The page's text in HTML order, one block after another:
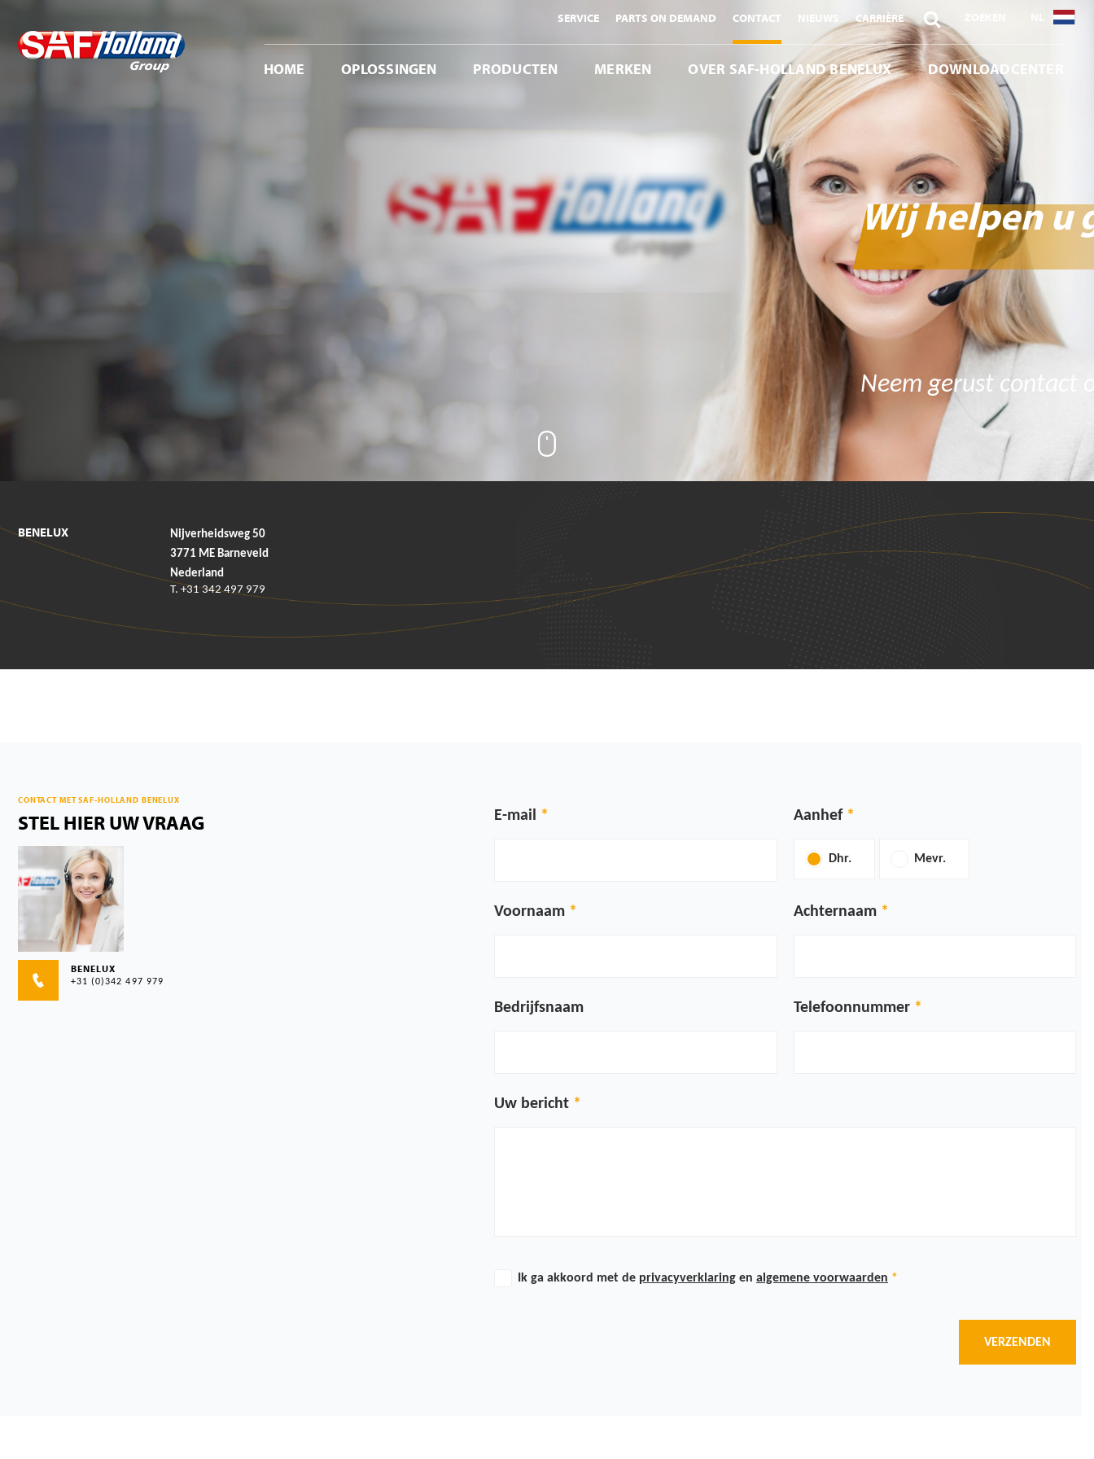
SERVICE PARTS ON DEMAND CONTACT NIEUWS CARRIÈRE 
HOME OPLOSSINGEN PRODUCTEN MERKEN OVER SAF-HOLLAND BENELUX DOWNLOADCENTER
Neem gerust contact
Wij helpen u
BENELUX
Nijverheidsweg 50
3771 ME Barneveld
Nederland
T. +31 342 497 979
CONTACT MET SAF-HOLLAND BENELUX
STEL HIER UW VRAAG
BENELUX
+31 (0)342 497 979
E-mail Aanhef
Dhr. Mevr.
Voornaam Achternaam
Bedrijfsnaam Telefoonnummer
Uw bericht
Ik ga akkoord met de privacyverklaring en algemene voorwaarden *
VERZENDEN